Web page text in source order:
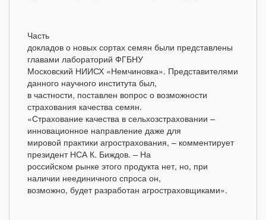
Часть
докладов о новых сортах семян были представлены
главами лабораторий ФГБНУ
Московский НИИСХ «Немчиновка». Представителями
данного научного института был,
в частности, поставлен вопрос о возможности
страхования качества семян.
«Страхование качества в сельхозстраховании –
инновационное направление даже для
мировой практики агрострахования, – комментирует
президент НСА К. Биждов. – На
российском рынке этого продукта нет, но, при
наличии неединичного спроса он,
возможно, будет разработан агростраховщиками».